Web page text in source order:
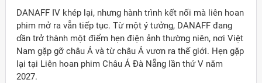
DANAFF IV khép lại, nhưng hành trình kết nối mà liên hoan
phim mở ra vẫn tiếp tục. Từ một ý tưởng, DANAFF đang
dần trở thành một điểm hẹn điện ảnh thường niên, nơi Việt
Nam gặp gỡ châu Á và từ châu Á vươn ra thế giới. Hẹn gặp
lại tại Liên hoan phim Châu Á Đà Nẵng lần thứ V năm
2027.